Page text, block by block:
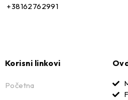
+38162762991
Korisni linkovi
Početna